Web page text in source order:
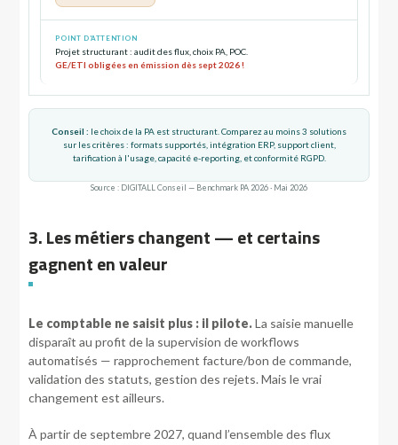
Projet structurant : audit des flux, choix PA, POC.
GE/ETI obligées en émission dès sept 2026 !
Conseil : le choix de la PA est structurant. Comparez au moins 3 solutions
sur les critères : formats supportés, intégration ERP, support client,
tarification à l'usage, capacité e-reporting, et conformité RGPD.
Source : DIGITALL Conseil — Benchmark PA 2026 · Mai 2026
3. Les métiers changent — et certains
gagnent en valeur
Le comptable ne saisit plus : il pilote.La saisie manuelle
disparaît au profit de la supervision de workflows
automatisés — rapprochement facture/bon de commande,
validation des statuts, gestion des rejets. Mais le vrai
changement est ailleurs.
À partir de septembre 2027, quand l’ensemble des flux